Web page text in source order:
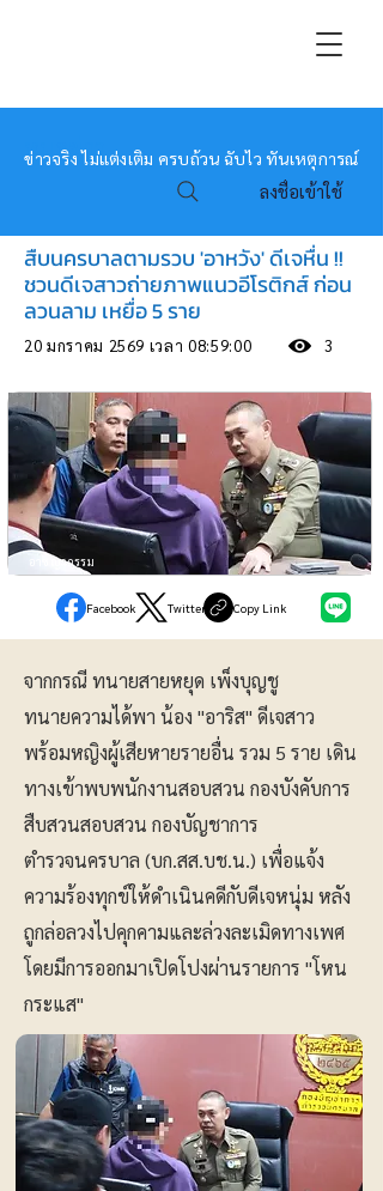
หมอข่าว
ข่าวจริง ไม่แต่งเติม ครบถ้วน ฉับไว ทันเหตุการณ์
ลงชื่อเข้าใช้
สืบนครบาลตามรวบ 'อาหวัง' ดีเจหื่น !!
ชวนดีเจสาวถ่ายภาพแนวอีโรติกส์ ก่อน
ลวนลาม เหยื่อ 5 ราย
20 มกราคม 2569 เวลา 08:59:00 3
อาชญากรรม
Facebook Twitter Copy Link
จากกรณี ทนายสายหยุด เพ็งบุญชู
ทนายความได้พา น้อง "อาริส" ดีเจสาว
พร้อมหญิงผู้เสียหายรายอื่น รวม 5 ราย เดิน
ทางเข้าพบพนักงานสอบสวน กองบังคับการ
สืบสวนสอบสวน กองบัญชาการ
ตำรวจนครบาล (บก.สส.บช.น.) เพื่อแจ้ง
ความร้องทุกข์ให้ดำเนินคดีกับดีเจหนุ่ม หลัง
ถูกล่อลวงไปคุกคามและล่วงละเมิดทางเพศ
โดยมีการออกมาเปิดโปงผ่านรายการ "โหน
กระแส"